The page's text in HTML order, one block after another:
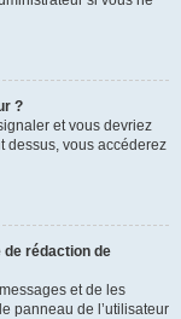
?
et vous devriez
dessus, vous accéderez
de rédaction de
et de les
panneau de l’utilisateur